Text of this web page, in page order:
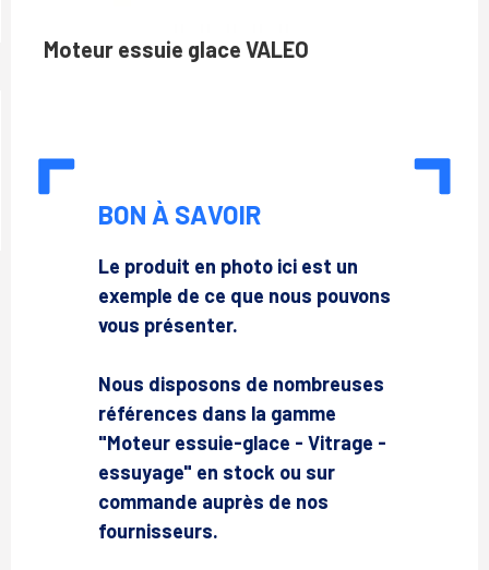
Moteur essuie glace VALEO
BON À SAVOIR
Le produit en photo ici est un
exemple de ce que nous pouvons
vous présenter.
Nous disposons de nombreuses
références dans la gamme
"Moteur essuie-glace - Vitrage -
essuyage" en stock ou sur
commande auprès de nos
fournisseurs.